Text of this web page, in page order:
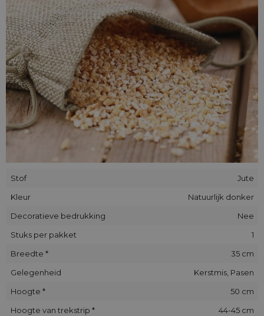
Stof
Jute
Kleur
Natuurlijk donker
Decoratieve bedrukking
Nee
Stuks per pakket
1
Breedte *
35 cm
Gelegenheid
Kerstmis, Pasen
Hoogte *
50 cm
Hoogte van trekstrip *
44-45 cm